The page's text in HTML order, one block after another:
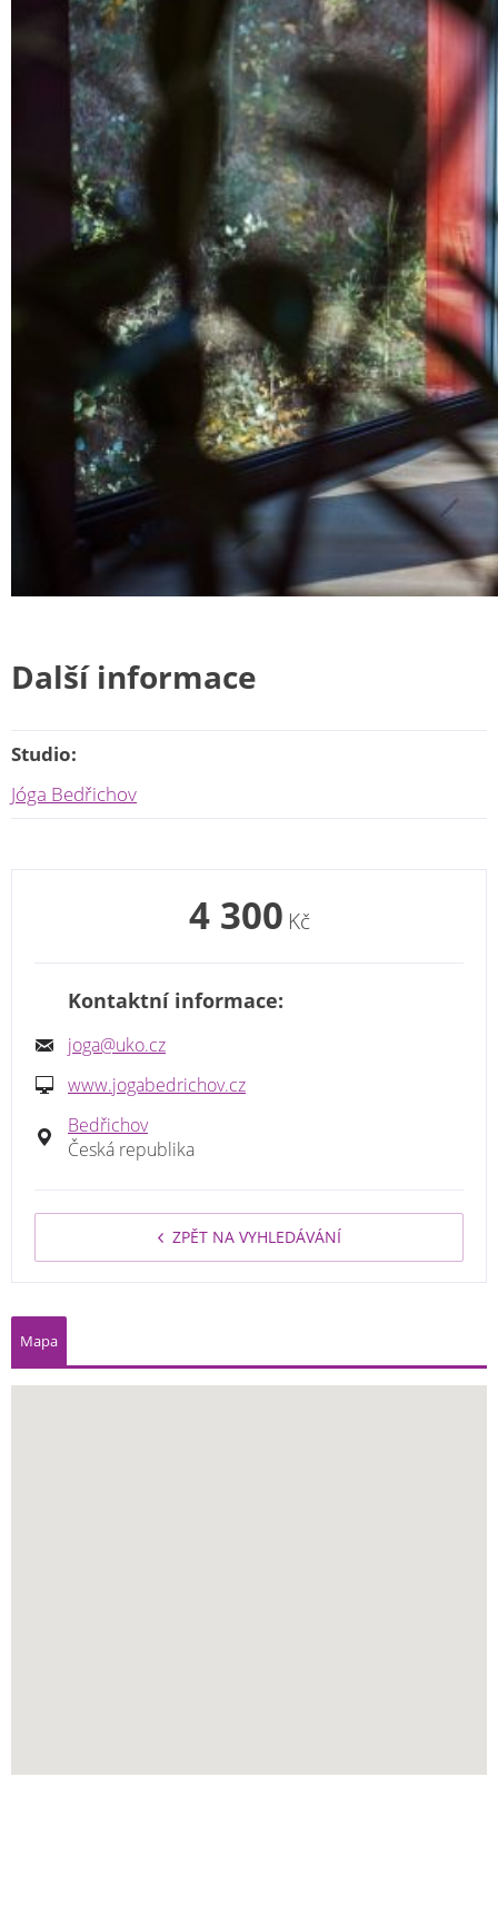
Další informace
Studio:
Jóga Bedřichov
4 300 Kč
Kontaktní informace:
joga@uko.cz
www.jogabedrichov.cz
Bedřichov
Česká republika
ZPĚT NA VYHLEDÁVÁNÍ
Mapa